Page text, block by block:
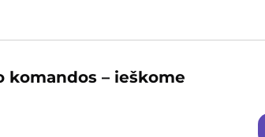
komandos – ieškome